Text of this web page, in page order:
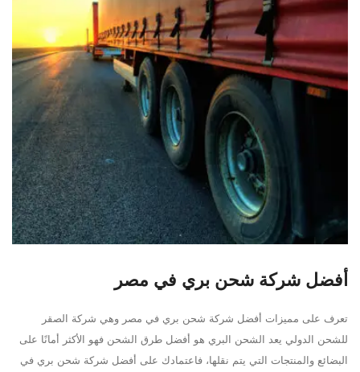
أفضل شركة شحن بري في مصر
تعرف على مميزات أفضل شركة شحن بري في مصر وهي شركة الصقر
للشحن الدولي يعد الشحن البري هو أفضل طرق الشحن فهو الأكثر أمانًا على
البضائع والمنتجات التي يتم نقلها، فاعتمادك على أفضل شركة شحن بري في